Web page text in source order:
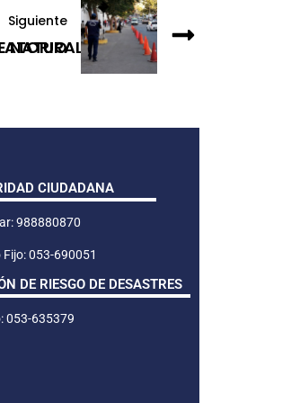
NATURAL
Siguiente
CIUDADANA
988880870
Fijo: 053-690051
DE RIESGO DE DESASTRES
053-635379